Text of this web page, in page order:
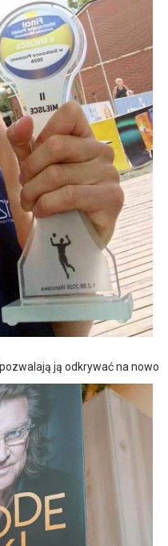
ją odkrywać na nowo